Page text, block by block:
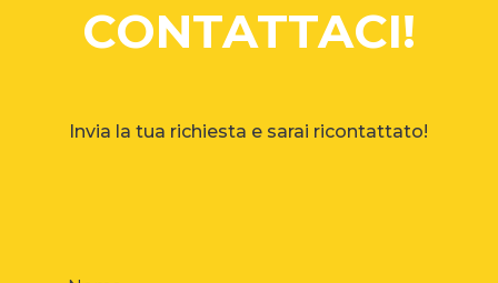
CONTATTACI!
Invia la tua richiesta e sarai ricontattato!